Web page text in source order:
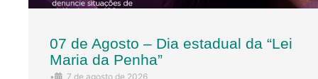
07 de Agosto – Dia estadual da “Lei
Maria da Penha”
• 7 de agosto de 2026